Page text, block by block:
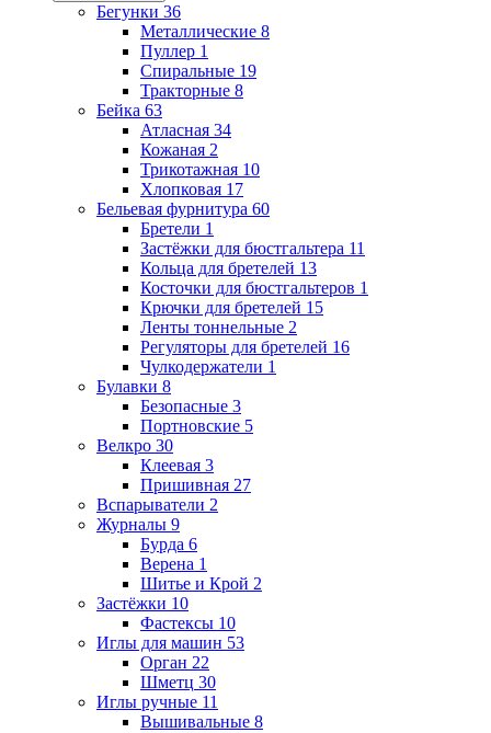
Бегунки 36
Металлические 8
Пуллер 1
Спиральные 19
Тракторные 8
Бейка 63
Атласная 34
Кожаная 2
Трикотажная 10
Хлопковая 17
Бельевая фурнитура 60
Бретели 1
Застёжки для бюстгальтера 11
Кольца для бретелей 13
Косточки для бюстгальтеров 1
Крючки для бретелей 15
Ленты тоннельные 2
Регуляторы для бретелей 16
Чулкодержатели 1
Булавки 8
Безопасные 3
Портновские 5
Велкро 30
Клеевая 3
Пришивная 27
Вспарыватели 2
Журналы 9
Бурда 6
Верена 1
Шитье и Крой 2
Застёжки 10
Фастексы 10
Иглы для машин 53
Орган 22
Шметц 30
Иглы ручные 11
Вышивальные 8